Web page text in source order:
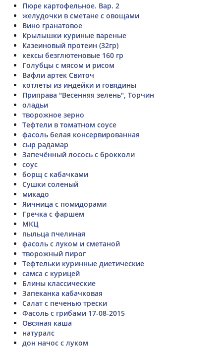
Пюре картофельное. Вар. 2
желудочки в сметане с овощами
Вино гранатовое
Крылышки куриные вареные
Казеиновый протеин (32гр)
кексы безглютеновые 160 гр
Голубцы с мясом и рисом
Вафли артек Свиточ
котлеты из индейки и говядины
Приправа "Весенняя зелень", Торчин
оладьи
творожное зерно
Тефтели в томатном соусе
фасоль белая консервированная
сыр радамар
Запечённый лосось с брокколи
соус
борщ с кабачками
Сушки соленый
микадо
Яичница с помидорами
Гречка с фаршем
МКЦ
пыльца пчелиная
фасоль с луком и сметаной
творожный пирог
Тефтельки куринные диетические
самса с курицей
Блины классические
Запеканка кабачковая
Салат с печенью трески
Фасоль с грибами 17-08-2015
Овсяная каша
натуралс
дон начос с луком